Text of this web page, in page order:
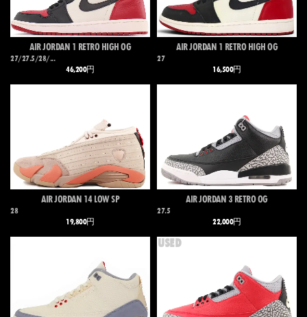
AIR JORDAN 1 RETRO HIGH OG
27/27.5/28/...
46,200円
AIR JORDAN 1 RETRO HIGH OG
27
16,500円
AIR JORDAN 14 LOW SP
28
19,800円
AIR JORDAN 3 RETRO OG
27.5
22,000円
USED